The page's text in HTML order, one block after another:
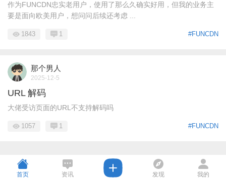
作为FUNCDN忠实老用户，使用了那么久确实好用，但我的业务主
要是面向欧美用户，想问问后续还考虑 ...
#FUNCDN
1843 1
那个男人
2025-12-5
URL 解码
大佬受访页面的URL不支持解码吗
#FUNCDN
1057 1
首页 资讯 发现 我的